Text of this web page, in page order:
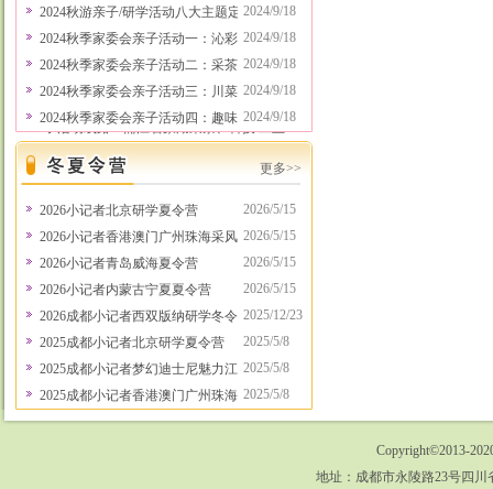
请浏览本网站相关栏目，还可以根据学校及
班级要求定制特别线路行程，可以策划承办
企事业单位主办的各类客户回馈主题亲子活
动、会员贵宾主题亲子活动等，有意向请联
系项老师，电话：028-
86125055,13281106666。 3月、4月份热门亲
子活动线路：蒲江石象湖采茶、科技/工业
研学、田园劳动体验、省气象局气象研学、
成都国际马术中心研学、川菜博物馆川菜探
秘、定向寻蛋定时抓鸡烧烤、航空科普研
学、高铁科普研学、蚕桑丝绸文化体验、七
彩海巢欢乐世界、欢乐田园、天府文化研学
之旅、小侦探柯南古镇历险记、亲子拓展、
军事拓展真人CS、农耕体验、农业体验等
亲子活动接待中……
2024/9/19
2024秋游亲子/研学活动八大主题定制方案新鲜出炉！20多条
2024/9/18
2024秋季家委会亲子活动一：沁彩田园（农耕体验、亲子拓展）
2024/9/18
2024秋季家委会亲子活动二：采茶制茶类（采茶+制茶+品茶+
2024/9/18
2024秋季家委会亲子活动三：川菜探索之旅
2024/9/18
2024秋季家委会亲子活动四：趣味拓展类（抓鸡+寻蛋+烧烤等
2024/9/18
更多>>
2026小记者北京研学夏令营
2026/5/15
2026小记者香港澳门广州珠海采风行2026/5/15
2026小记者青岛威海夏令营
2026/5/15
2026小记者内蒙古宁夏夏令营
2026/5/15
2026成都小记者西双版纳研学冬令营2025/12/23
2025成都小记者北京研学夏令营
2025/5/8
2025成都小记者梦幻迪士尼魅力江南行夏令营
2025/5/8
2025成都小记者香港澳门广州珠海采风行
2025/5/8
Copyright©2013-
地址：成都市永陵路23号四